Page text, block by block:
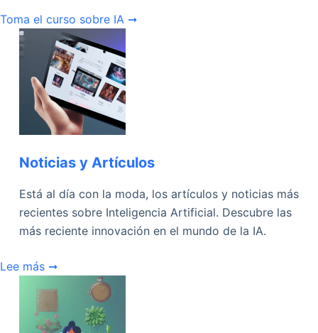
Toma el curso sobre IA ➞
Noticias y Artículos
Está al día con la moda, los artículos y noticias más
recientes sobre Inteligencia Artificial. Descubre las
más reciente innovación en el mundo de la IA.
Lee más ➞